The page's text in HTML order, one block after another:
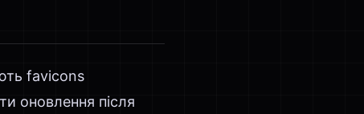
favicons
оновлення після